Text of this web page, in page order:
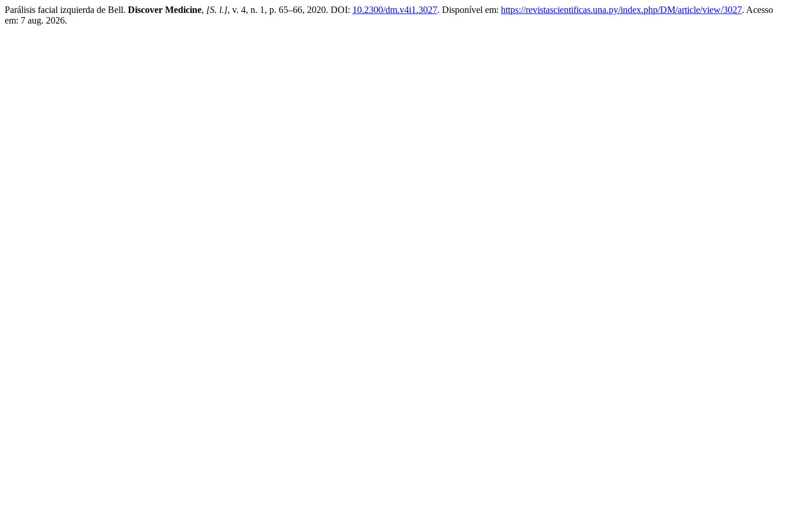
Parálisis facial izquierda de Bell. Discover Medicine, [S. l.], v. 4, n. 1, p. 65–66, 2020. DOI: 10.2300/dm.v4i1.3027. Disponível em: https://revistascientificas.una.py/index.php/DM/article/view/3027. Acesso
em: 7 aug. 2026.